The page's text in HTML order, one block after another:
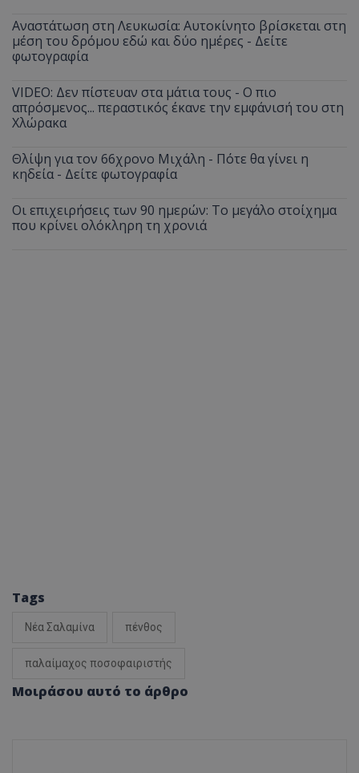
Αναστάτωση στη Λευκωσία: Αυτοκίνητο βρίσκεται στη
μέση του δρόμου εδώ και δύο ημέρες - Δείτε
φωτογραφία
VIDEO: Δεν πίστευαν στα μάτια τους - Ο πιο
απρόσμενος... περαστικός έκανε την εμφάνισή του στη
Χλώρακα
Θλίψη για τον 66χρονο Μιχάλη - Πότε θα γίνει η
κηδεία - Δείτε φωτογραφία
Οι επιχειρήσεις των 90 ημερών: Το μεγάλο στοίχημα
που κρίνει ολόκληρη τη χρονιά
Tags
Νέα Σαλαμίνα πένθος
παλαίμαχος ποσοφαιριστής
Μοιράσου αυτό το άρθρο